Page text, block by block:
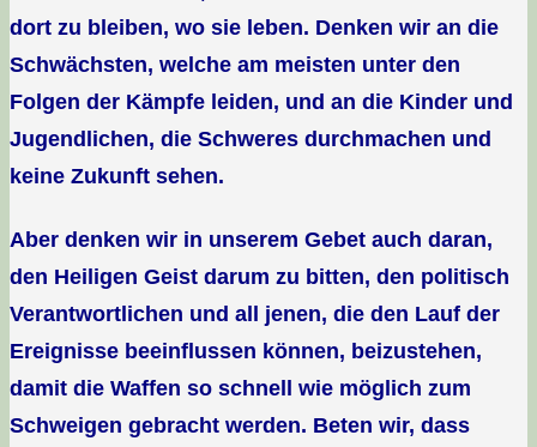
dort zu bleiben, wo sie leben. Denken wir an die
Schwächsten, welche am meisten unter den
Folgen der Kämpfe leiden, und an die Kinder und
Jugendlichen, die Schweres durchmachen und
keine Zukunft sehen.
Aber denken wir in unserem Gebet auch daran,
den Heiligen Geist darum zu bitten, den politisch
Verantwortlichen und all jenen, die den Lauf der
Ereignisse beeinflussen können, beizustehen,
damit die Waffen so schnell wie möglich zum
Schweigen gebracht werden. Beten wir, dass